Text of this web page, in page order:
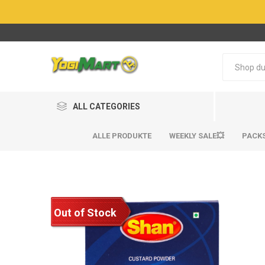
ALL CATEGORIES
ALLE PRODUKTE WEEKLY SALE💥
Out of Stock